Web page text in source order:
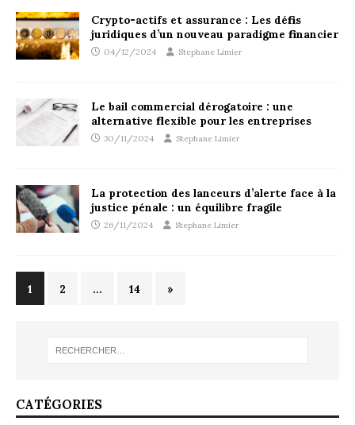
Crypto-actifs et assurance : Les défis
juridiques d’un nouveau paradigme financier
04/12/2024 Stephane Limier
Le bail commercial dérogatoire : une
alternative flexible pour les entreprises
30/11/2024 Stephane Limier
La protection des lanceurs d’alerte face à la
justice pénale : un équilibre fragile
26/11/2024 Stephane Limier
1 2 … 14 »
CATÉGORIES